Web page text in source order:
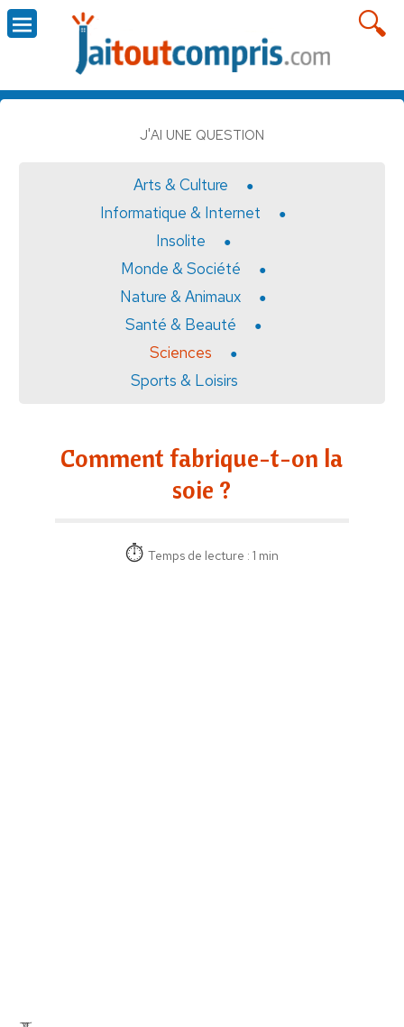
J'AI UNE QUESTION
Arts & Culture
Informatique & Internet
Insolite
Monde & Société
Nature & Animaux
Santé & Beauté
Sciences
Sports & Loisirs
Comment fabrique-t-on la
soie ?
Temps de lecture : 1 min